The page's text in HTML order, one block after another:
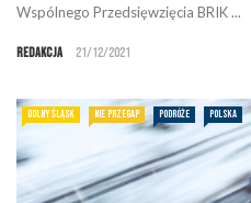
Wspólnego Przedsięwzięcia BRIK ...
Redakcja 21/12/2021
DOLNY ŚLĄSK NIE PRZEGAP PODRÓŻE POLSKA